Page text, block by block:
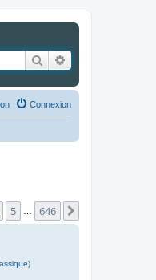
Rechercher
Connexion
5 646